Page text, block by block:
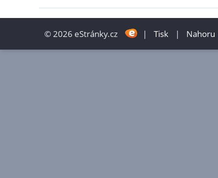
© 2026 eStránky.cz | Tisk | Nahoru